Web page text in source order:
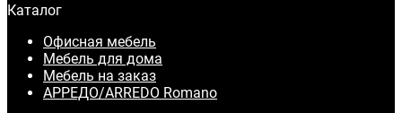
Каталог
Офисная мебель
Мебель для дома
Мебель на заказ
АРРЕДО/ARREDO Romano